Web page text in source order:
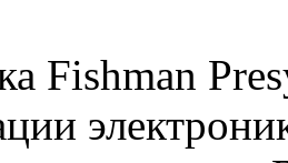
Fishman